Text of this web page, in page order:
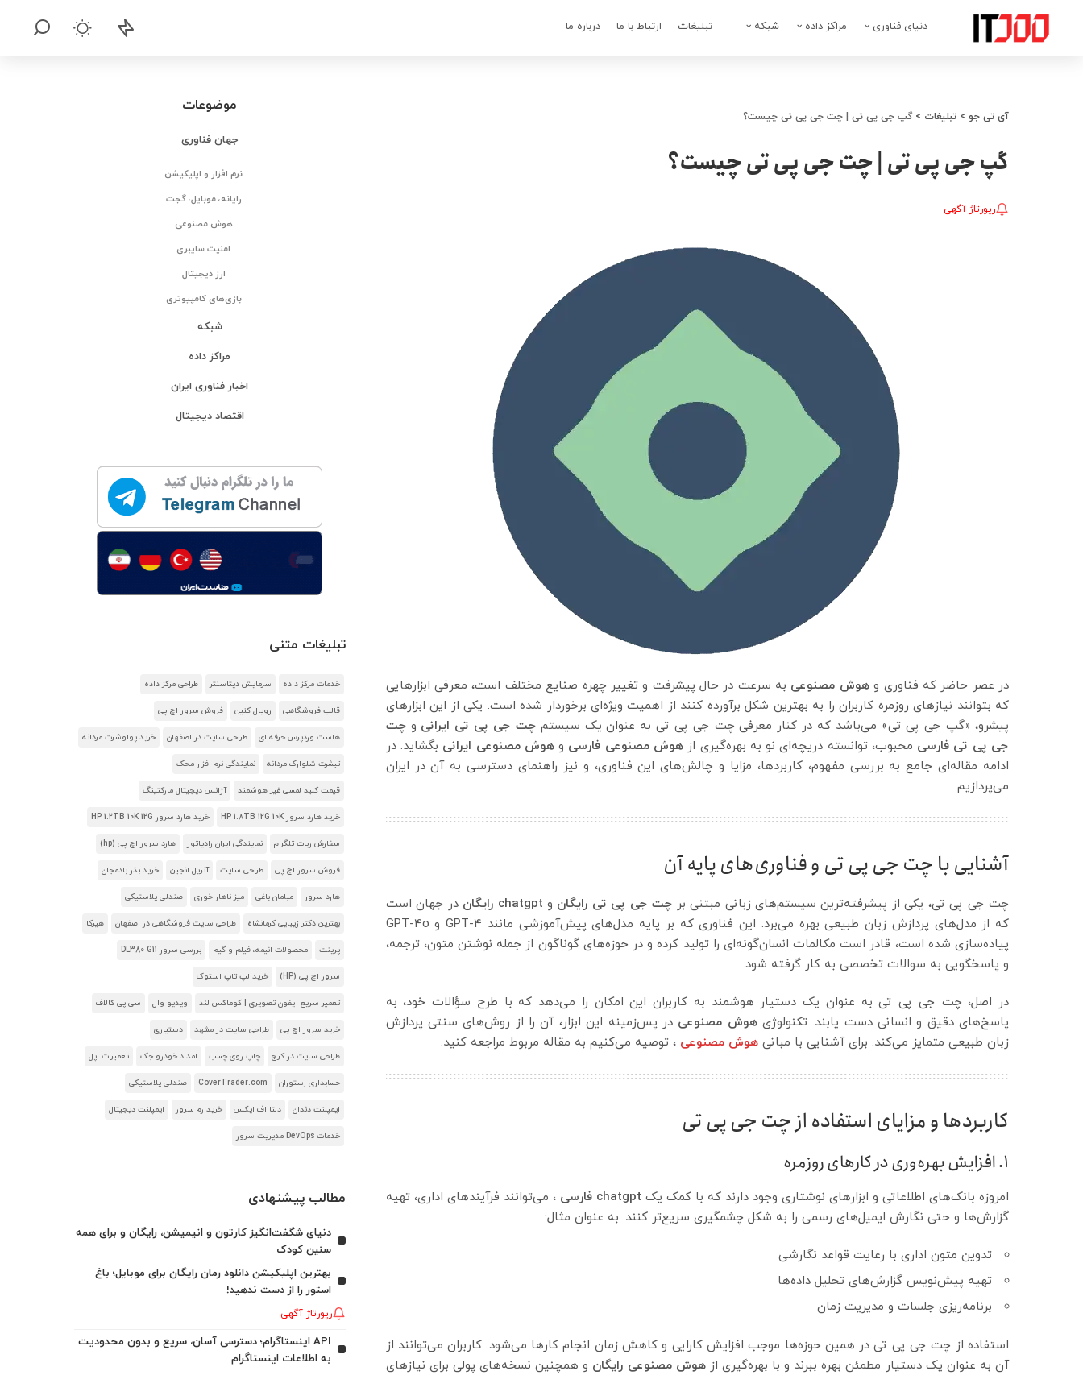
دنیای فناوری مراکز داده شبکه تبلیغات ارتباط با ما درباره ما
آی تی جو > تبلیغات > گپ جی پی تی | چت جی پی تی چیست؟
گپ جی پی تی | چت جی پی تی چیست؟
رپورتاژ آگهی
در عصر حاضر که فناوری وهوش مصنوعی به سرعت در حال پیشرفت و تغییر چهره صنایع مختلف است، معرفی ابزارهایی
که بتوانند نیازهای روزمره کاربران را به بهترین شکل برآورده کنند از اهمیت ویژه‌ای برخوردار شده است. یکی از این ابزارهای
پیشرو، «گپ جی پی تی» می‌باشد که در کنار معرفی چت جی پی تی به عنوان یک سیستمچت جی پی تی ایرانی وچت
جی پی تی فارسی محبوب، توانسته دریچه‌ای نو به بهره‌گیری از هوش مصنوعی فارسی وهوش مصنوعی ایرانی بگشاید. در
ادامه مقاله‌ای جامع به بررسی مفهوم، کاربردها، مزایا و چالش‌های این فناوری، و نیز راهنمای دسترسی به آن در ایران
می‌پردازیم.
آشنایی با چت جی پی تی و فناوری‌های پایه آن
چت جی پی تی، یکی از پیشرفته‌ترین سیستم‌های زبانی مبتنی بر چت جی پی تی رایگان و chatgpt رایگان
در جهان است
که از مدل‌های پردازش زبان طبیعی بهره می‌برد. این فناوری که بر پایه مدل‌های پیش‌آموزشی مانند GPT-4 و GPT-4o
پیاده‌سازی شده است، قادر است مکالمات انسان‌گونه‌ای را تولید کرده و در حوزه‌های گوناگون از جمله نوشتن متون، ترجمه،
و پاسخگویی به سوالات تخصصی به کار گرفته شود.
در اصل، چت جی پی تی به عنوان یک دستیار هوشمند به کاربران این امکان را می‌دهد که با طرح سؤالات خود، به
پاسخ‌های دقیق و انسانی دست یابند. تکنولوژیهوش مصنوعی در پس‌زمینه این ابزار، آن را از روش‌های سنتی پردازش
زبان طبیعی متمایز می‌کند. برای آشنایی با مبانی هوش مصنوعی ، توصیه می‌کنیم به مقاله مربوط مراجعه کنید.
کاربردها و مزایای استفاده از چت جی پی تی
1. افزایش بهره‌وری در کارهای روزمره
امروزه بانک‌های اطلاعاتی و ابزارهای نوشتاری وجود دارند که با کمک یک chatgpt فارسی
، می‌توانند فرآیندهای اداری، تهیه
گزارش‌ها و حتی نگارش ایمیل‌های رسمی را به شکل چشمگیری سریع‌تر کنند. به عنوان مثال:
تدوین متون اداری با رعایت قواعد نگارشی
تهیه پیش‌نویس گزارش‌های تحلیل داده‌ها
برنامه‌ریزی جلسات و مدیریت زمان
استفاده از چت جی پی تی در همین حوزه‌ها موجب افزایش کارایی و کاهش زمان انجام کارها می‌شود. کاربران می‌توانند از
آن به عنوان یک دستیار مطمئن بهره ببرند و با بهره‌گیری ازهوش مصنوعی رایگان و همچنین نسخه‌های پولی برای نیازهای
موضوعات
جهان فناوری
نرم افزار و اپلیکیشن
رایانه، موبایل، گجت
هوش مصنوعی
امنیت سایبری
ارز دیجیتال
بازی‌های کامپیوتری
شبکه
مراکز داده
اخبار فناوری ایران
اقتصاد دیجیتال
تبلیغات متنی
خدمات مرکز داده سرمایش دیتاسنتر طراحی مرکز داده
قالب فروشگاهی رویال کنین فروش سرور اچ پی
هاست وردپرس حرفه ای طراحی سایت در اصفهان خرید پولوشرت مردانه
تیشرت شلوارک مردانه نمایندگی نرم افزار محک
قیمت کلید لمسی غیر هوشمند آژانس دیجیتال مارکتینگ
خرید هارد سرور HP 1.8TB 12G 10K خرید هارد سرور HP 1.2TB 10K 12G
سفارش ربات تلگرام نمایندگی ایران رادیاتور هارد سرور اچ پی (hp)
فروش سرور اچ پی طراحی سایت آنریل انجین خرید بذر بادمجان
هارد سرور مبلمان باغی میز ناهار خوری صندلی پلاستیکی
بهترین دکتر زیبایی کرمانشاه طراحی سایت فروشگاهی در اصفهان هیرکا
پرینت محصولات انیمه، فیلم و گیم بررسی سرور DL380 G11
سرور اچ پی (HP) خرید لپ تاپ استوک
تعمیر سریع آیفون تصویری | کوماکس لند ویدیو وال سی پی کالاف
خرید سرور اچ پی طراحی سایت در مشهد دستیاری
طراحی سایت در کرج چاپ روی چسب امداد خودرو جک تعمیرات اپل
حسابداری رستوران CoverTrader.com صندلی پلاستیکی
ایمپلنت دندان دلتا اف ایکس خرید رم سرور ایمپلنت دیجیتال
خدمات DevOps مدیریت سرور
مطالب پیشنهادی
دنیای شگفت‌انگیز کارتون و انیمیشن، رایگان و برای همه
سنین کودک
بهترین اپلیکیشن دانلود رمان رایگان برای موبایل؛ باغ
استور را از دست ندهید!
رپورتاژ آگهی
API اینستاگرام؛ دسترسی آسان، سریع و بدون محدودیت
به اطلاعات اینستاگرام